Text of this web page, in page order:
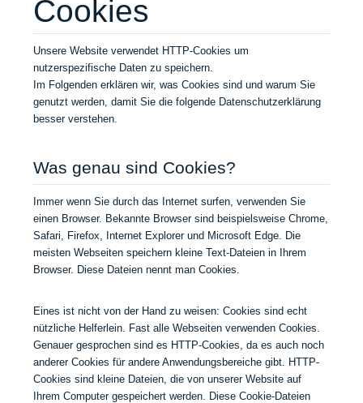
Cookies
Unsere Website verwendet HTTP-Cookies um
nutzerspezifische Daten zu speichern.
Im Folgenden erklären wir, was Cookies sind und warum Sie
genutzt werden, damit Sie die folgende Datenschutzerklärung
besser verstehen.
Was genau sind Cookies?
Immer wenn Sie durch das Internet surfen, verwenden Sie
einen Browser. Bekannte Browser sind beispielsweise Chrome,
Safari, Firefox, Internet Explorer und Microsoft Edge. Die
meisten Webseiten speichern kleine Text-Dateien in Ihrem
Browser. Diese Dateien nennt man Cookies.
Eines ist nicht von der Hand zu weisen: Cookies sind echt
nützliche Helferlein. Fast alle Webseiten verwenden Cookies.
Genauer gesprochen sind es HTTP-Cookies, da es auch noch
anderer Cookies für andere Anwendungsbereiche gibt. HTTP-
Cookies sind kleine Dateien, die von unserer Website auf
Ihrem Computer gespeichert werden. Diese Cookie-Dateien